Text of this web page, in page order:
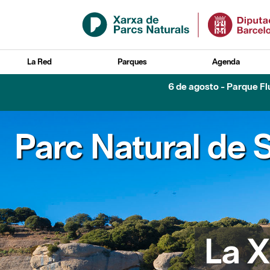
Saltar al contenido principal
La Red Parques Agenda
6 de agosto - Parque
Parc Natural de
La